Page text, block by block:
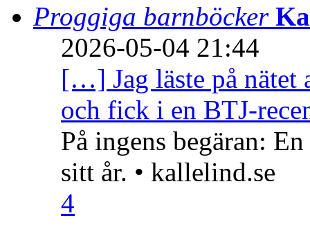
Proggiga barnböcker
2026-05-04 21:44
[…] Jag läste på nätet
och fick i en BTJ-
På ingens begäran:
sitt år. • kallelind.se
4